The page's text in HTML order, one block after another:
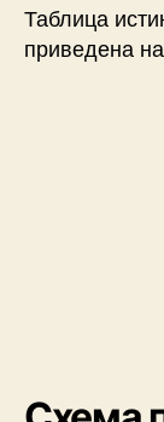
Таблица
приведена